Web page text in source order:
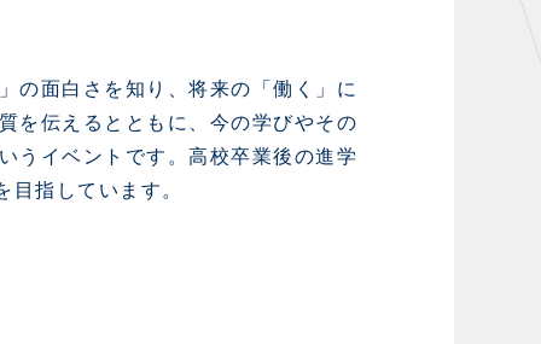
の面白さを知り、将来の「働く」に
を伝えるとともに、今の学びやその
うイベントです。高校卒業後の進学
指しています。